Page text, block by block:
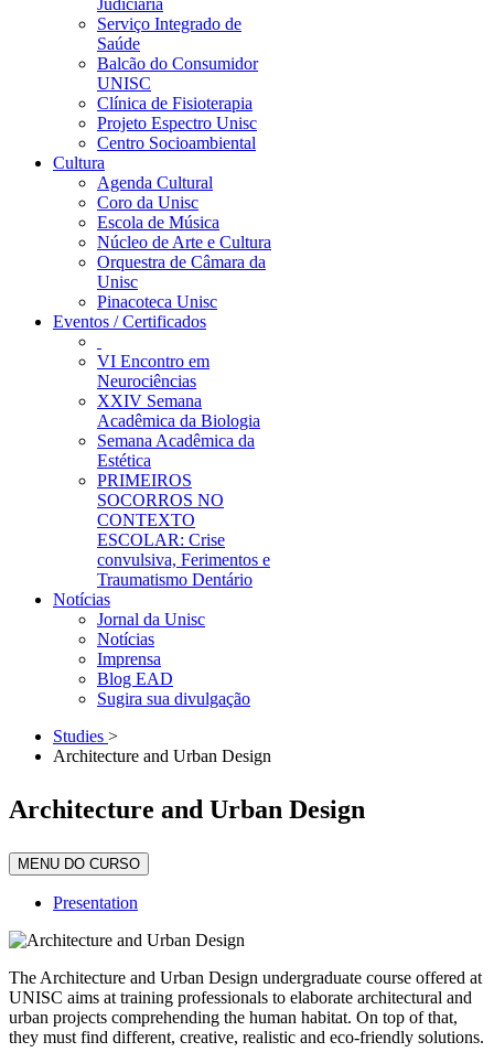
Judiciária
Serviço Integrado de
Saúde
Balcão do Consumidor
UNISC
Clínica de Fisioterapia
Projeto Espectro Unisc
Centro Socioambiental
Cultura
Agenda Cultural
Coro da Unisc
Escola de Música
Núcleo de Arte e Cultura
Orquestra de Câmara da
Unisc
Pinacoteca Unisc
Eventos / Certificados
VI Encontro em
Neurociências
XXIV Semana
Acadêmica da Biologia
Semana Acadêmica da
Estética
PRIMEIROS
SOCORROS NO
CONTEXTO
ESCOLAR: Crise
convulsiva, Ferimentos e
Traumatismo Dentário
Notícias
Jornal da Unisc
Notícias
Imprensa
Blog EAD
Sugira sua divulgação
Studies >
Architecture and Urban Design
Architecture and Urban Design
MENU DO CURSO
Presentation
The Architecture and Urban Design undergraduate course offered at
UNISC aims at training professionals to elaborate architectural and
urban projects comprehending the human habitat. On top of that,
they must find different, creative, realistic and eco-friendly solutions.